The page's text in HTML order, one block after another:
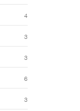
4
3
3
6
3